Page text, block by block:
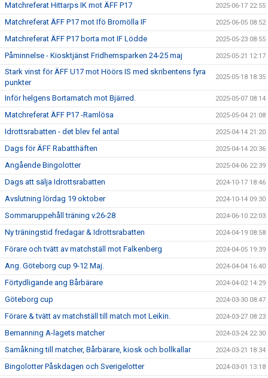
Matchreferat Hittarps IK mot ÄFF P17 2025-06-17 22:55
Matchreferat ÄFF P17 mot Ifö Bromölla IF 2025-06-05 08:52
Matchreferat ÄFF P17 borta mot IF Lödde 2025-05-23 08:55
Påminnelse - Kiosktjänst Fridhemsparken 24-25 maj 2025-05-21 12:17
Stark vinst för ÄFF U17 mot Höörs IS med skribentens fyra
punkter
2025-05-18 18:35
Inför helgens Bortamatch mot Bjärred. 2025-05-07 08:14
Matchreferat ÄFF P17 -Ramlösa 2025-05-04 21:08
Idrottsrabatten - det blev fel antal 2025-04-14 21:20
Dags för ÄFF Rabatthäften 2025-04-14 20:36
Angående Bingolotter 2025-04-06 22:39
Dags att sälja Idrottsrabatten 2024-10-17 18:46
Avslutning lördag 19 oktober 2024-10-14 09:30
Sommaruppehåll träning v.26-28 2024-06-10 22:03
Ny träningstid fredagar & Idrottsrabatten 2024-04-19 08:58
Förare och tvätt av matchställ mot Falkenberg 2024-04-05 19:39
Ang. Göteborg cup 9-12 Maj. 2024-04-04 16:40
Förtydligande ang Bårbärare 2024-04-02 14:29
Göteborg cup 2024-03-30 08:47
Förare & tvätt av matchställ till match mot Leikin. 2024-03-27 08:23
Bemanning A-lagets matcher 2024-03-24 22:30
Samåkning till matcher, Bårbärare, kiosk och bollkallar 2024-03-21 18:34
Bingolotter Påskdagen och Sverigelotter 2024-03-01 13:18